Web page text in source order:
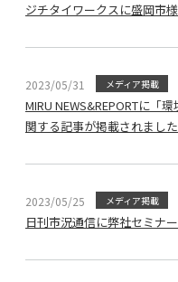
ジチタイワークスに盛岡市
2023/05/31 メディア掲載
MIRU NEWS&REPORTに「
関する記事が掲載されました
2023/05/25 メディア掲載
日刊市況通信に弊社セミナ